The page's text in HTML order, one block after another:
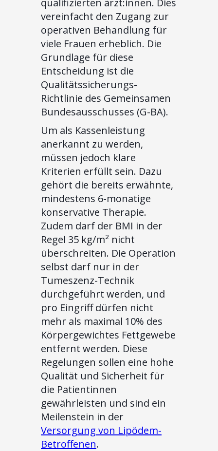
vereinfacht den Zugang zur
operativen Behandlung für
viele Frauen erheblich. Die
Grundlage für diese
Entscheidung ist die
Qualitätssicherungs-
Richtlinie des Gemeinsamen
Bundesausschusses (G-BA).
Um als Kassenleistung
anerkannt zu werden,
müssen jedoch klare
Kriterien erfüllt sein. Dazu
gehört die bereits erwähnte,
mindestens 6-monatige
konservative Therapie.
Zudem darf der BMI in der
Regel 35 kg/m² nicht
überschreiten. Die Operation
selbst darf nur in der
Tumeszenz-Technik
durchgeführt werden, und
pro Eingriff dürfen nicht
mehr als maximal 10% des
Körpergewichtes Fettgewebe
entfernt werden. Diese
Regelungen sollen eine hohe
Qualität und Sicherheit für
die Patientinnen
gewährleisten und sind ein
Meilenstein in der
Versorgung von Lipödem-
Betroffenen.